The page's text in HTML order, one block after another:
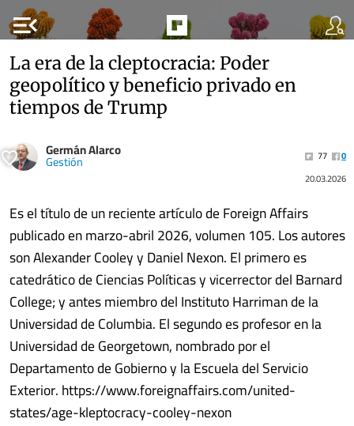
menu_open
La era de la cleptocracia: Poder
geopolítico y beneficio privado en
tiempos de Trump
Germán Alarco
Gestión 77
0
20.03.2026
Es el título de un reciente artículo de Foreign Affairs
publicado en marzo-abril 2026, volumen 105. Los autores
son Alexander Cooley y Daniel Nexon. El primero es
catedrático de Ciencias Políticas y vicerrector del Barnard
College; y antes miembro del Instituto Harriman de la
Universidad de Columbia. El segundo es profesor en la
Universidad de Georgetown, nombrado por el
Departamento de Gobierno y la Escuela del Servicio
Exterior. https://www.foreignaffairs.com/united-
states/age-kleptocracy-cooley-nexon